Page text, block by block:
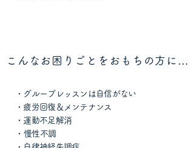
こんなお困りごとをおもちの方に…
・グループレッスンは 自信がない
・疲労回復＆メンテナンス
・運動不足解消
​・ 慢性不調